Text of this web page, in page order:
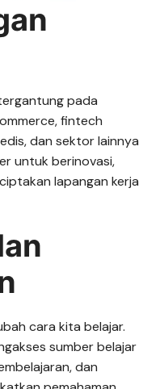
pada
fintech
dan sektor lainnya
untuk berinovasi,
lapangan kerja
cara kita belajar.
sumber belajar
dan